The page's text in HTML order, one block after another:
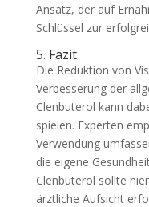
Ansatz, der auf
Schlüssel zur
5. Fazit
Die Reduktion von
Verbesserung der
Clenbuterol kann
spielen. Experten
Verwendung
die eigene
Clenbuterol sollte
ärztliche Aufsicht